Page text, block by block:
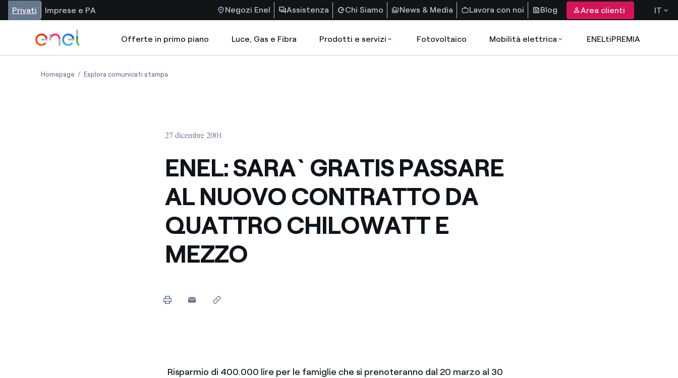
Privati Imprese e PA Negozi Enel Assistenza Chi Siamo News & Media Lavora con noi Blog Area clienti IT
Offerte in primo piano Luce, Gas e Fibra Prodotti e servizi Fotovoltaico Mobilità elettrica ENELtiPREMIA
Homepage Esplora comunicati stampa
27 dicembre 2001
ENEL: SARA` GRATIS PASSARE
AL NUOVO CONTRATTO DA
QUATTRO CHILOWATT E
MEZZO
Risparmio di 400.000 lire per le famiglie che si prenoteranno dal 20 marzo al 30